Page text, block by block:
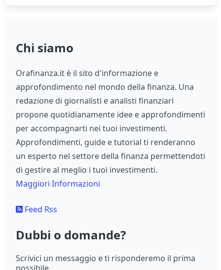
Chi siamo
Orafinanza.it è il sito d'informazione e
approfondimento nel mondo della finanza. Una
redazione di giornalisti e analisti finanziari
propone quotidianamente idee e approfondimenti
per accompagnarti nei tuoi investimenti.
Approfondimenti, guide e tutorial ti renderanno
un esperto nel settore della finanza permettendoti
di gestire al meglio i tuoi investimenti.
Maggiori Informazioni
Feed Rss
Dubbi o domande?
Scrivici un messaggio e ti risponderemo il prima